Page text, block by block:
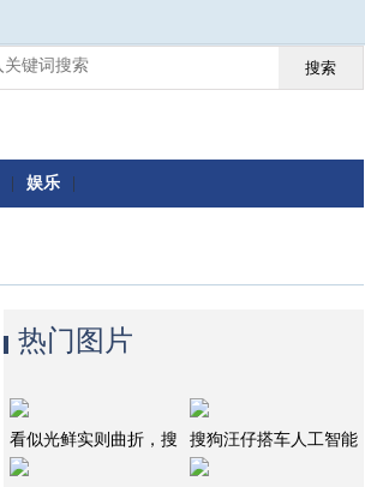
搜索
娱乐
热门图片
看似光鲜实则曲折，搜 搜狗汪仔搭车人工智能